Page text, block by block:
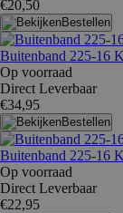
€20,50
Bestellen
Buitenband 225-16
Op voorraad
Direct Leverbaar
€34,95
Bestellen
Buitenband 225-16
Op voorraad
Direct Leverbaar
€22,95